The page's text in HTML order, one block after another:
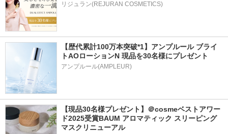
リジュラン(REJURAN COSMETICS)
【歴代累計100万本突破*1】アンプルール ブライ
トAOローションN 現品を30名様にプレゼント
アンプルール(AMPLEUR)
【現品30名様プレゼント】＠cosmeベストアワー
ド2025受賞BAUM アロマティック スリーピング
マスクリニューアル